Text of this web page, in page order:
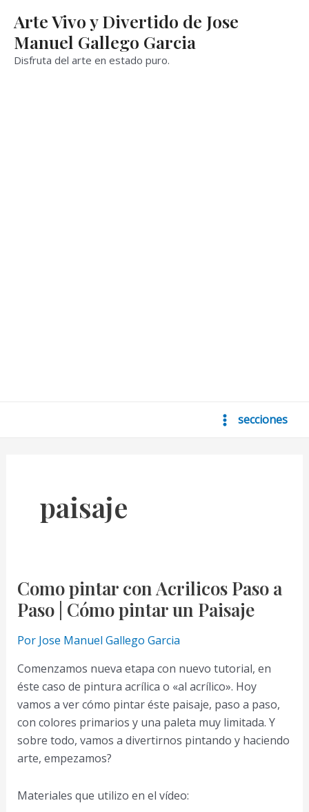
contenido
Arte Vivo y Divertido de Jose
Manuel Gallego Garcia
Disfruta del arte en estado puro.
Main
secciones
paisaje
Como pintar con Acrilicos Paso a
Paso | Cómo pintar un Paisaje
Por Jose Manuel Gallego Garcia
Comenzamos nueva etapa con nuevo tutorial, en
éste caso de pintura acrílica o «al acrílico». Hoy
vamos a ver cómo pintar éste paisaje, paso a paso,
con colores primarios y una paleta muy limitada. Y
sobre todo, vamos a divertirnos pintando y haciendo
arte, empezamos?
Materiales que utilizo en el vídeo: